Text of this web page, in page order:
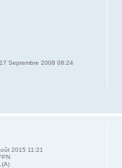
Septembre 2008 08:24
2015 11:21